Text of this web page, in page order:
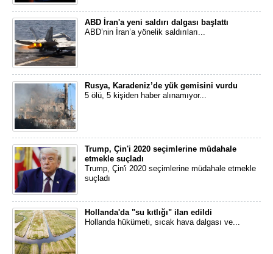
ABD İran'a yeni saldırı dalgası başlattı
ABD’nin İran’a yönelik saldırıları...
Rusya, Karadeniz’de yük gemisini vurdu
5 ölü, 5 kişiden haber alınamıyor...
Trump, Çin'i 2020 seçimlerine müdahale
etmekle suçladı
Trump, Çin'i 2020 seçimlerine müdahale etmekle
suçladı
Hollanda'da "su kıtlığı" ilan edildi
Hollanda hükümeti, sıcak hava dalgası ve...